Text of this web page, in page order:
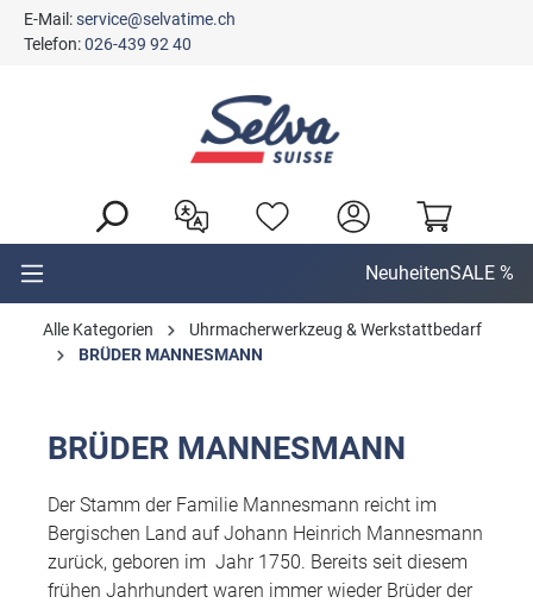
springen
E-Mail:service@selvatime.ch
Telefon:026-439 92 40
NeuheitenSALE %
Alle Kategorien
Uhrmacherwerkzeug & Werkstattbedarf
BRÜDER MANNESMANN
BRÜDER MANNESMANN
Der Stamm der Familie Mannesmann reicht im
Bergischen Land auf Johann Heinrich Mannesmann
zurück, geboren im Jahr 1750. Bereits seit diesem
frühen Jahrhundert waren immer wieder Brüder der